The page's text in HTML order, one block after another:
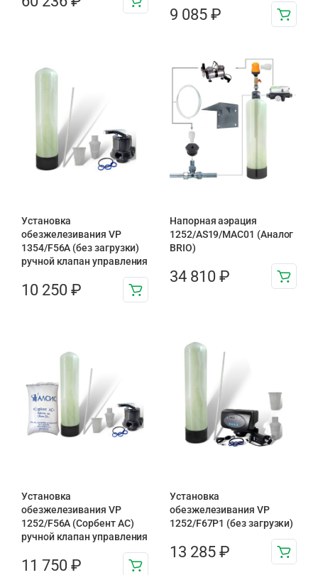
9 085 ₽
Установка
обезжелезивания VP
1354/F56A (без загрузки)
ручной клапан управления
10 250 ₽
Напорная аэрация
1252/AS19/MAC01 (Аналог
BRIO)
34 810 ₽
Установка
обезжелезивания VP
1252/F56A (Сорбент АС)
ручной клапан управления
11 750 ₽
Установка
обезжелезивания VP
1252/F67P1 (без загрузки)
13 285 ₽